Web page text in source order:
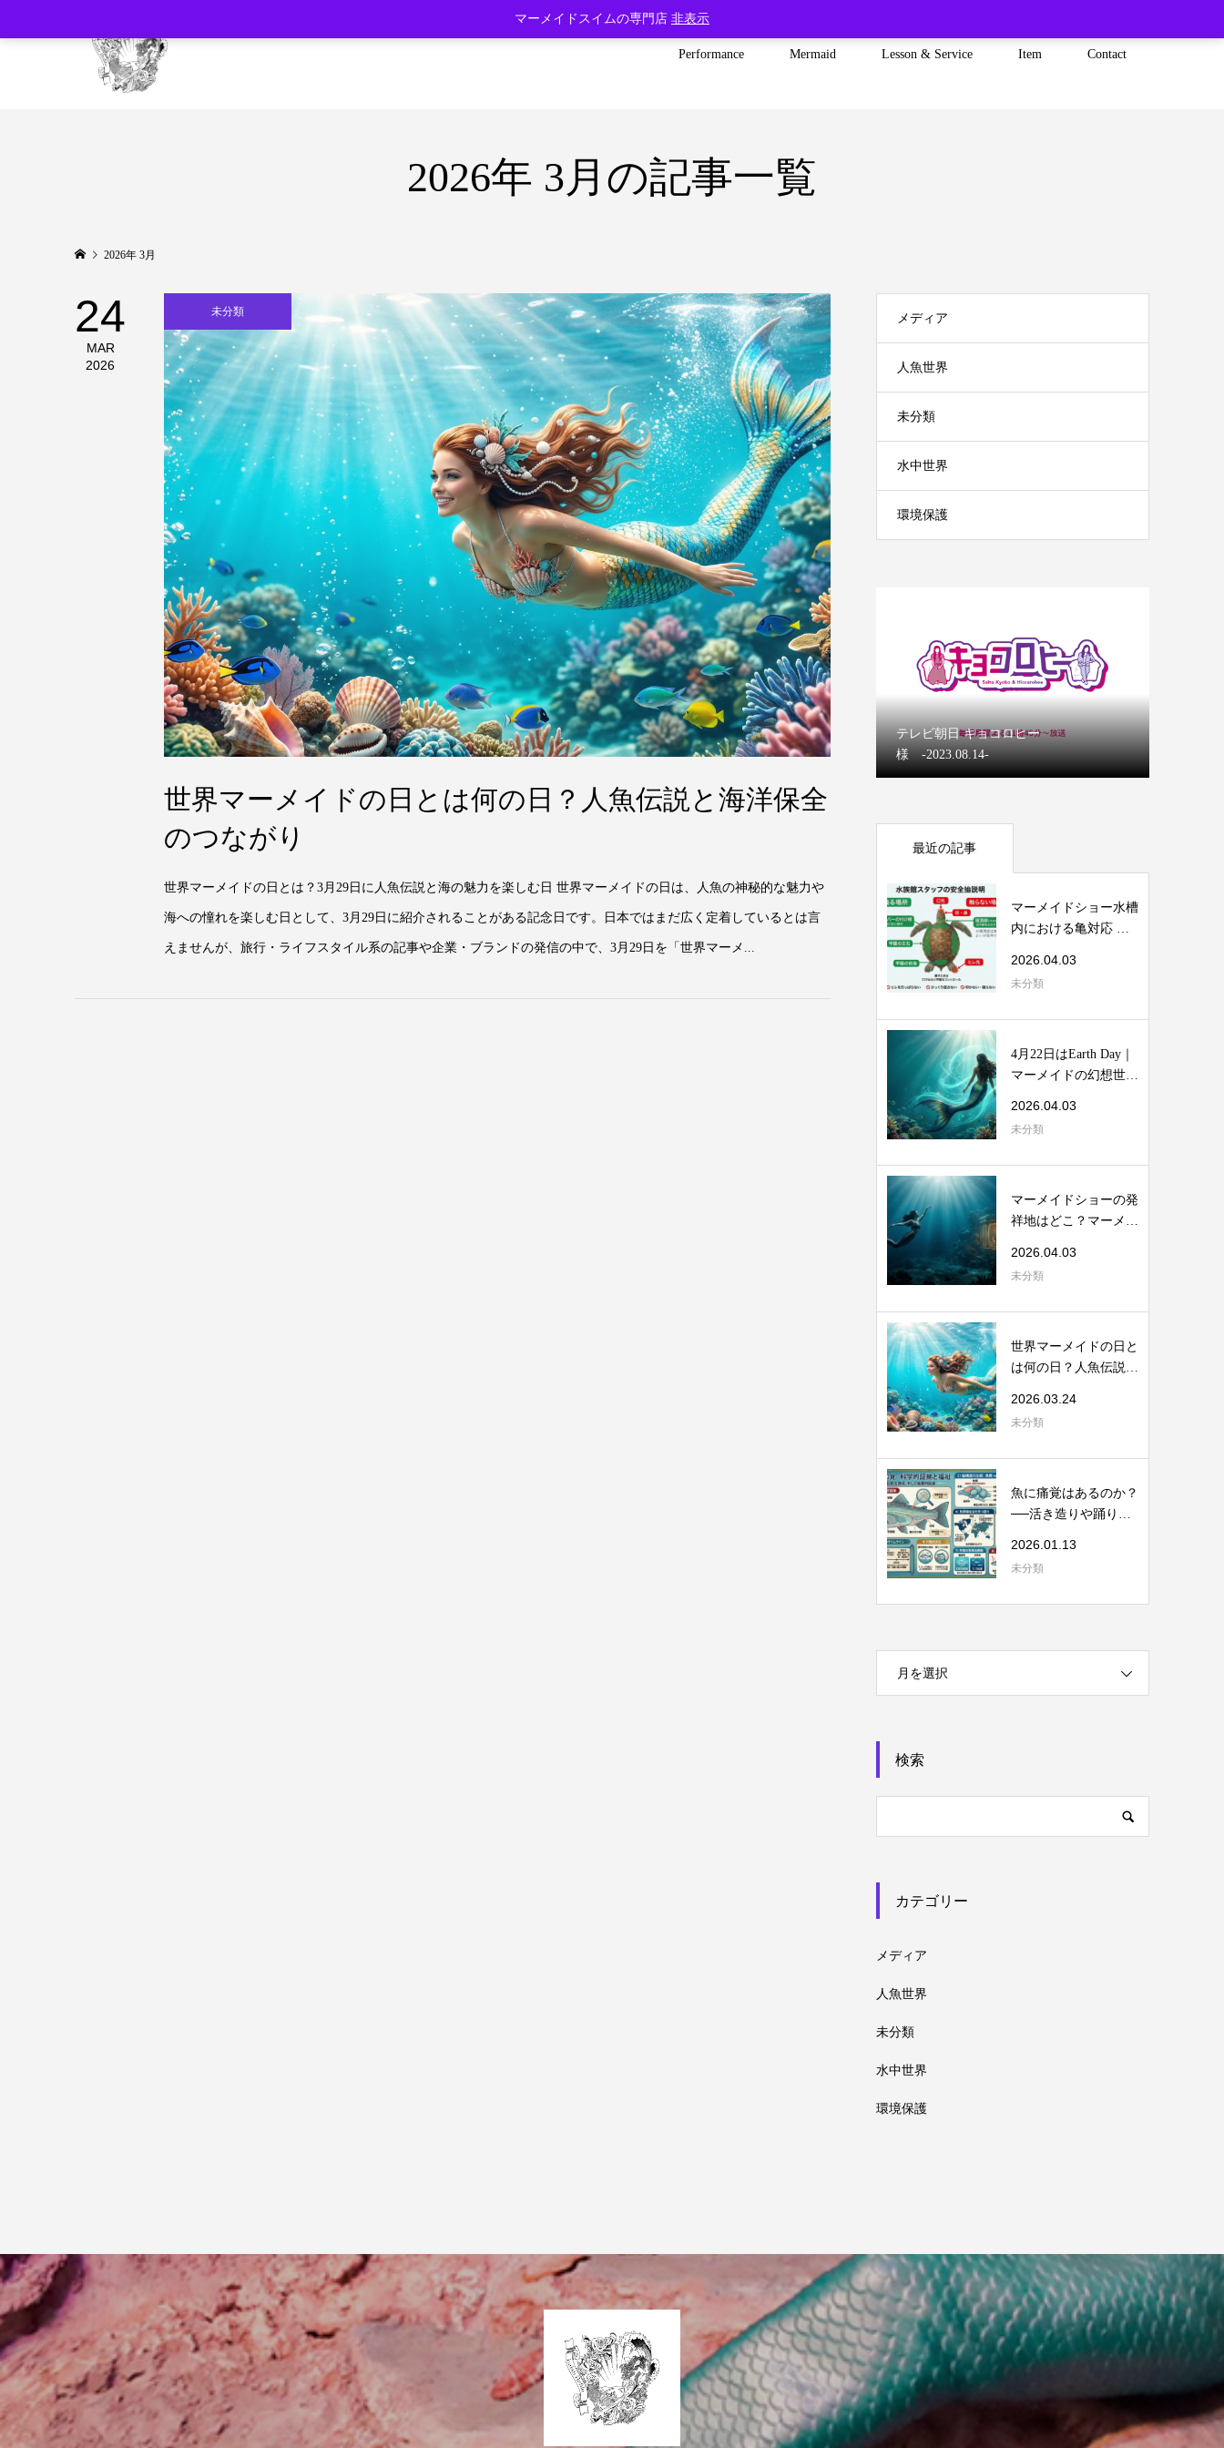
Performance Mermaid Lesson & Service Item Contact
2026年 3月の記事一覧
2026年 3月
24
MAR
2026
未分類
世界マーメイドの日とは何の日？人魚伝説と海洋保全
のつながり
世界マーメイドの日とは？3月29日に人魚伝説と海の魅力を楽しむ日 世界マーメイドの日は、人魚の神秘的な魅力や
海への憧れを楽しむ日として、3月29日に紹介されることがある記念日です。日本ではまだ広く定着しているとは言
えませんが、旅行・ライフスタイル系の記事や企業・ブランドの発信の中で、3月29日を「世界マーメ...
メディア
人魚世界
未分類
水中世界
環境保護
【マーメイドテール】Finfolkのマーメイ
ドテールと購入について
テレビ朝日 キョコロヒー
様 -2023.08.14-
最近の記事
マーメイドショー水槽
内における亀対応 安
2026.04.03
未分類
4月22日はEarth Day｜
マーメイドの幻想世界
2026.04.03
未分類
マーメイドショーの発
祥地はどこ？マーメイ
2026.04.03
未分類
世界マーメイドの日と
は何の日？人魚伝説と
2026.03.24
未分類
魚に痛覚はあるのか？
──活き造りや踊り食
2026.01.13
未分類
月を選択
検索
カテゴリー
メディア
人魚世界
未分類
水中世界
環境保護
マーメイドスイムの専門店 非表示